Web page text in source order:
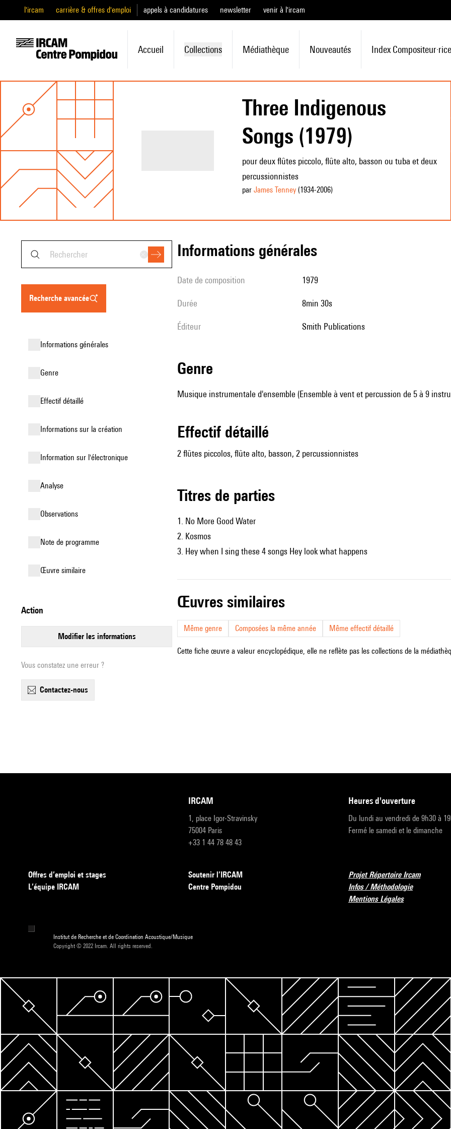
l'ircam carrière & offres d'emploi appels à candidatures newsletter venir à l'ircam
Accueil Collections Médiathèque Nouveautés Index Compositeur·rice
Three Indigenous
Songs (1979)
pour deux flûtes piccolo, flûte alto, basson ou tuba et deux
percussionnistes
par James Tenney(1934-2006)
recherche avancée
informations générales
genre
effectif détaillé
informations sur la création
Information sur l'électronique
analyse
observations
Note de programme
œuvre similaire
action
modifier les informations
Vous constatez une erreur ?
contactez-nous
informations générales
date de composition 1979
durée 8min 30s
éditeur Smith Publications
genre
Musique instrumentale d'ensemble (Ensemble à vent et percussion de 5 à 9
effectif détaillé
2 flûtes piccolos, flûte alto, basson, 2 percussionnistes
Titres de parties
1. No More Good Water
2. Kosmos
3. Hey when I sing these 4 songs Hey look what happens
œuvres similaires
Même genre Composées la même année Même effectif détaillé
Cette fiche œuvre a valeur encyclopédique, elle ne reflète pas les collections de la
IRCAM
1, place Igor-Stravinsky
75004 Paris
+33 1 44 78 48 43
heures d'ouverture
Du lundi au vendredi de 9h30 à
Fermé le samedi et le dimanche
Offres d’emploi et stages
L’équipe IRCAM
Soutenir l’IRCAM
Centre Pompidou
Projet Répertoire Ircam
Infos / Méthodologie
Mentions Légales
Institut de Recherche et de Coordination Acoustique/Musique
Copyright © 2022 Ircam. All rights reserved.